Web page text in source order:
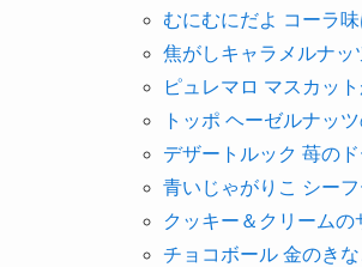
むにむにだよ コーラ
焦がしキャラメルナッ
ピュレマロ マスカッ
トッポ ヘーゼルナッ
デザートルック 苺の
青いじゃがりこ シー
クッキー＆クリームの
チョコボール 金のき